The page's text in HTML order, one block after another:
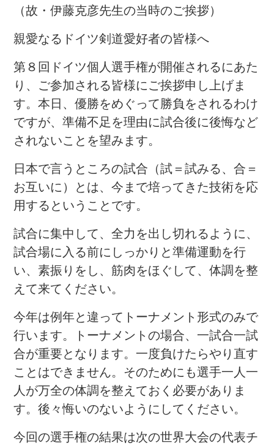
（故・伊藤克彦先生の当時のご挨拶）
親愛なるドイツ剣道愛好者の皆様へ
第８回ドイツ個人選手権が開催されるにあた
り、ご参加される皆様にご挨拶申し上げま
す。本日、優勝をめぐって勝負をされるわけ
ですが、準備不足を理由に試合後に後悔など
されないことを望みます。
日本で言うところの試合（試＝試みる、合＝
お互いに）とは、今まで培ってきた技術を応
用するということです。
試合に集中して、全力を出し切れるように、
試合場に入る前にしっかりと準備運動を行
い、素振りをし、筋肉をほぐして、体調を整
えて来てください。
今年は例年と違ってトーナメント形式のみで
行います。トーナメントの場合、一試合一試
合が重要となります。一度負けたらやり直す
ことはできません。そのためにも選手一人一
人が万全の体調を整えておく必要がありま
す。後々悔いのないようにしてください。
今回の選手権の結果は次の世界大会の代表チ